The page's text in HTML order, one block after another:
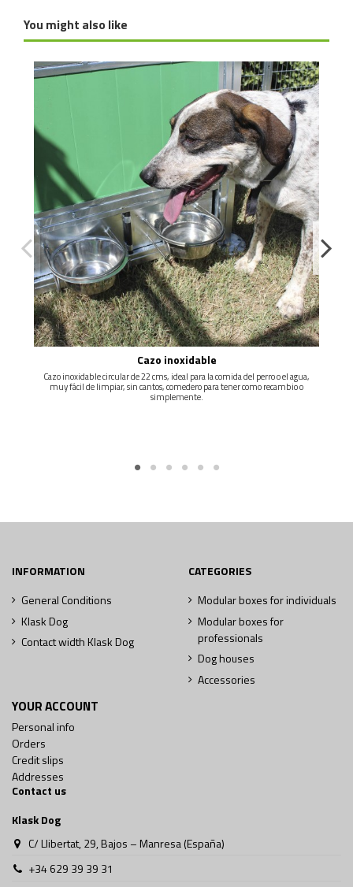
-NO HAY EN EL MERCADO UNA CASETA CON TANTAS
PRESTACIONES COMO KLASKDOG-
-2 PUERTAS EN CADA CASETA , PORQUE EL ANIMAL NO
TENGA MIEDO I SIEMPRE TENGA UNA VIA DE ESCAPE SI SE
VE AMENAZADO (PODEMOS TAPAR UNA CON RASERA)-
-LATERALES DE LAMAS PVC MATCHEMBRADO, DE
DIFERENTES COLORES A ESCOGER-
-TEJADO ABATIBLE Y CON GOMA EN LA PARTE SUPERIOR
,PRACTICO Y ROBUSTO-
-SUELO CASETA DE GOMA RESISTENTE Y COMODA DE 13
mm, AISLANTE-
-OPCION DE ESTERILLA ELECTRICA PARA ZONAS MÁS
FRIAS-
-DISEÑO Y ACABADOS DE PRIMERA CALIDAD-
80 X 25 (MEDIDAS EN CMS)
-BULTOS------------------------------------------------
--------- 2 BULTOS
- PESO APROXIMADO ( TOTAL)---------------------------
----- 50 KG
You might also like
Cazo inoxidable
Cazo inoxidable circular de 22 cms, ideal para la comida del perro o el agua,
muy fácil de limpiar, sin cantos, comedero para tener como recambio o
simplemente.
INFORMATION
General Conditions
Klask Dog
Contact width Klask Dog
CATEGORIES
Modular boxes for individuals
Modular boxes for
professionals
Dog houses
Accessories
YOUR ACCOUNT
Personal info
Orders
Credit slips
Addresses
Contact us
Klask Dog
C/ Llibertat, 29, Bajos – Manresa (España)
+34 629 39 39 31